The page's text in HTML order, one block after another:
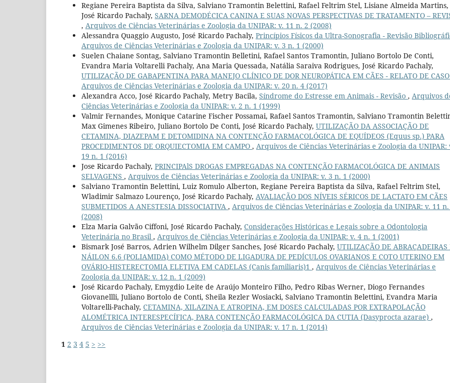
Regiane Pereira Baptista da Silva, Salviano Tramontin Belettini, Rafael Feltrim Stel, Lisiane Almeida Martins,
José Ricardo Pachaly, SARNA DEMODÉCICA CANINA E SUAS NOVAS PERSPECTIVAS DE TRATAMENTO –
, Arquivos de Ciências Veterinárias e Zoologia da UNIPAR: v. 11 n. 2 (2008)
Alessandra Quaggio Augusto, José Ricardo Pachaly, Princípios Físicos da Ultra-Sonografia - Revisão
Arquivos de Ciências Veterinárias e Zoologia da UNIPAR: v. 3 n. 1 (2000)
Suelen Chaiane Sontag, Salviano Tramontin Belletini, Rafael Santos Tramontin, Juliano Bortolo De Conti,
Evandra Maria Voltarelli Pachaly, Ana Maria Quessada, Natália Saraiva Rodrigues, José Ricardo Pachaly,
UTILIZAÇÃO DE GABAPENTINA PARA MANEJO CLÍNICO DE DOR NEUROPÁTICA EM CÃES - RELATO DE CASO
Arquivos de Ciências Veterinárias e Zoologia da UNIPAR: v. 20 n. 4 (2017)
Alexandra Acco, José Ricardo Pachaly, Metry Bacila, Síndrome do Estresse em Animais - Revisão , Arquivos
Ciências Veterinárias e Zoologia da UNIPAR: v. 2 n. 1 (1999)
Valmir Fernandes, Monique Catarine Fischer Possamai, Rafael Santos Tramontin, Salviano Tramontin
Max Gimenes Ribeiro, Juliano Bortolo De Conti, José Ricardo Pachaly, UTILIZAÇÃO DA ASSOCIAÇÃO DE
CETAMINA, DIAZEPAM E DETOMIDINA NA CONTENÇÃO FARMACOLÓGICA DE EQUÍDEOS (Equus sp.) PARA
PROCEDIMENTOS DE ORQUIECTOMIA EM CAMPO , Arquivos de Ciências Veterinárias e Zoologia da UNIPAR:
19 n. 1 (2016)
Jose Ricardo Pachaly, PRINCIPAlS DROGAS EMPREGADAS NA CONTENÇÃO FARMACOLÓGICA DE ANIMAIS
SELVAGENS , Arquivos de Ciências Veterinárias e Zoologia da UNIPAR: v. 3 n. 1 (2000)
Salviano Tramontin Belettini, Luiz Romulo Alberton, Regiane Pereira Baptista da Silva, Rafael Feltrim Stel,
Wladimir Salmazo Lourenço, José Ricardo Pachaly, AVALIAÇÃO DOS NÍVEIS SÉRICOS DE LACTATO EM CÃES
SUBMETIDOS A ANESTESIA DISSOCIATIVA , Arquivos de Ciências Veterinárias e Zoologia da UNIPAR: v. 11 n.
(2008)
Elza Maria Galvão Ciffoni, José Ricardo Pachaly, Considerações Históricas e Legais sobre a Odontologia
Veterinária no Brasil , Arquivos de Ciências Veterinárias e Zoologia da UNIPAR: v. 4 n. 1 (2001)
Bismark José Barros, Adrien Wilhelm Dilger Sanches, José Ricardo Pachaly, UTILIZAÇÃO DE ABRAÇADEIRAS
NÁILON 6.6 (POLIAMIDA) COMO MÉTODO DE LIGADURA DE PEDÍCULOS OVARIANOS E COTO UTERINO EM
OVÁRIO-HISTERECTOMIA ELETIVA EM CADELAS (Canis familiaris)1 , Arquivos de Ciências Veterinárias e
Zoologia da UNIPAR: v. 12 n. 1 (2009)
José Ricardo Pachaly, Emygdio Leite de Araújo Monteiro Filho, Pedro Ribas Werner, Diogo Fernandes
Giovanellli, Juliano Bortolo de Conti, Sheila Rezler Wosiacki, Salviano Tramontin Belettini, Evandra Maria
Voltarelli-Pachaly, CETAMINA, XILAZINA E ATROPINA, EM DOSES CALCULADAS POR EXTRAPOLAÇÃO
ALOMÉTRICA INTERESPECÍFICA, PARA CONTENÇÃO FARMACOLÓGICA DA CUTIA (Dasyprocta azarae) ,
Arquivos de Ciências Veterinárias e Zoologia da UNIPAR: v. 17 n. 1 (2014)
1 2 3 4 5 > >>